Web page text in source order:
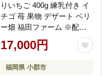
りいちご 400g 練乳付き イ
チゴ 苺 果物 デザート ベリ
ー畑 福田ファーム ※配送
不可：沖縄、離島
17,000円
福岡県 小郡市